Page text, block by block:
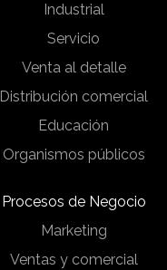
Industrial
Servicio
Venta al detalle
Distribución comercial
Educación
Organismos públicos
Procesos de Negocio
Marketing
Ventas y comercial